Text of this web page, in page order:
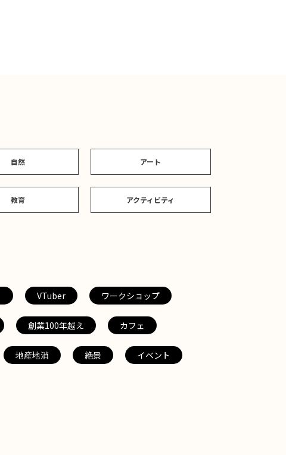
自然 アート
教育 アクティビティ
VTuber ワークショップ
創業100年越え カフェ
地産地消 絶景 イベント